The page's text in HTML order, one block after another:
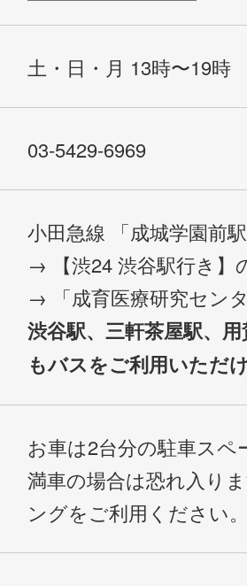
土・日・月 13時〜19時
03-5429-6969
小田急線 「成城学園前
→ 【渋24 渋谷駅行き】
→ 「成育医療研究セン
渋谷駅、三軒茶屋駅、
もバスをご利用いただ
お車は2台分の駐車ス
満車の場合は恐れ入り
ングをご利用ください